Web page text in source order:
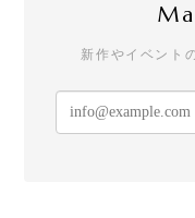
新作やイベント